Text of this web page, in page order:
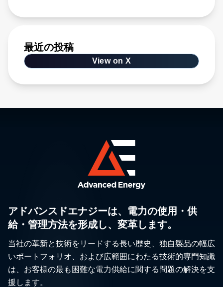
最近の投稿
View on X
アドバンスドエナジーは、電力の使用・供
給・管理方法を形成し、変革します。
当社の革新と技術をリードする長い歴史、独自製品の幅広
いポートフォリオ、および広範囲にわたる技術的専門知識
は、お客様の最も困難な電力供給に関する問題の解決を支
援します。